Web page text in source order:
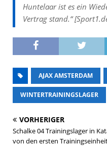
Huntelaar ist es ein
Vertrag stand.“
AJAX AMSTERDAM
WINTERTRAININGSLAGER
VORHERIGER
Schalke 04 Trainingslager in
von den ersten